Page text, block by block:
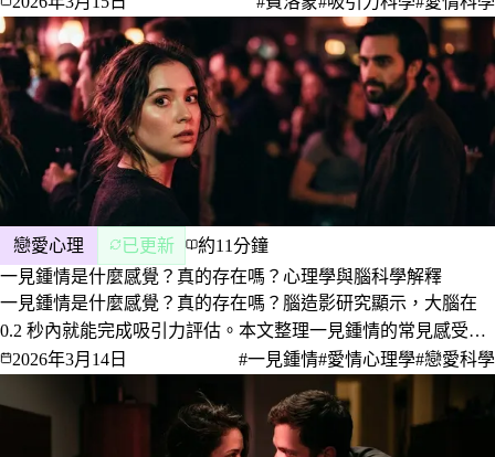
戀愛心理 已更新
約11分鐘
一見鍾情是什麼感覺？真的存在嗎？心理學與腦科學解釋
一見鍾情是什麼感覺？真的存在嗎？腦造影研究顯示，大腦在
0.2 秒內就能完成吸引力評估。本文整理一見鍾情的常見感受、
發生的原因、和單純被外表吸引的差別，以及這樣開始的感情能
不能走得長久。
2026年3月14日 #一見鍾情#愛情心理學#戀愛科學